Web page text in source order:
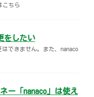
こちら
をしたい
できません。また、nanaco
ー「nanaco」は使え